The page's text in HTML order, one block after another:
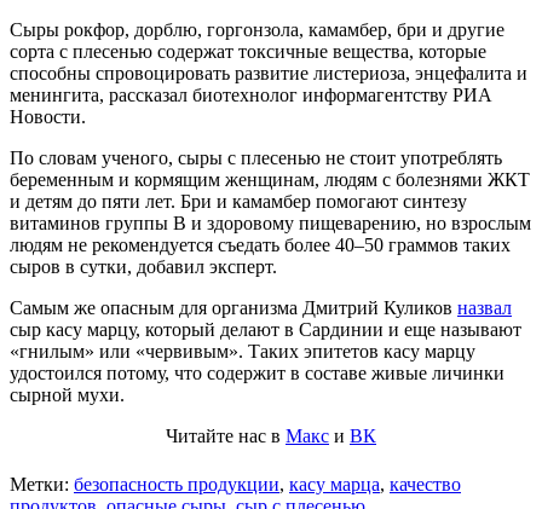
Сыры рокфор, дорблю, горгонзола, камамбер, бри и другие
сорта с плесенью содержат токсичные вещества, которые
способны спровоцировать развитие листериоза, энцефалита и
менингита, рассказал биотехнолог информагентству РИА
Новости.
По словам ученого, сыры с плесенью не стоит употреблять
беременным и кормящим женщинам, людям с болезнями ЖКТ
и детям до пяти лет. Бри и камамбер помогают синтезу
витаминов группы В и здоровому пищеварению, но взрослым
людям не рекомендуется съедать более 40–50 граммов таких
сыров в сутки, добавил эксперт.
Самым же опасным для организма Дмитрий Куликов назвал
сыр касу марцу, который делают в Сардинии и еще называют
«гнилым» или «червивым». Таких эпитетов касу марцу
удостоился потому, что содержит в составе живые личинки
сырной мухи.
Читайте нас в Макс и ВК
Метки: безопасность продукции, касу марца, качество